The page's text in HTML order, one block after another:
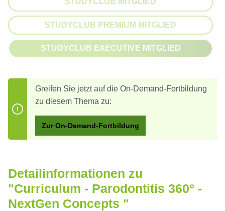
(DIESE OPTION IST ZURZEIT
STUDYCLUB PREMIUM MITGLIED
(DIESE OPTION IST ZURZEIT
STUDYCLUB EXECUTIVE MITGLIED
(DIESE OPTION IST ZURZEIT
Greifen Sie jetzt auf die On-Demand-Fortbildung
zu diesem Thema zu:
Zur On-Demand-Fortbildung
Detailinformationen zu
"Curriculum - Parodontitis 360° -
NextGen Concepts "